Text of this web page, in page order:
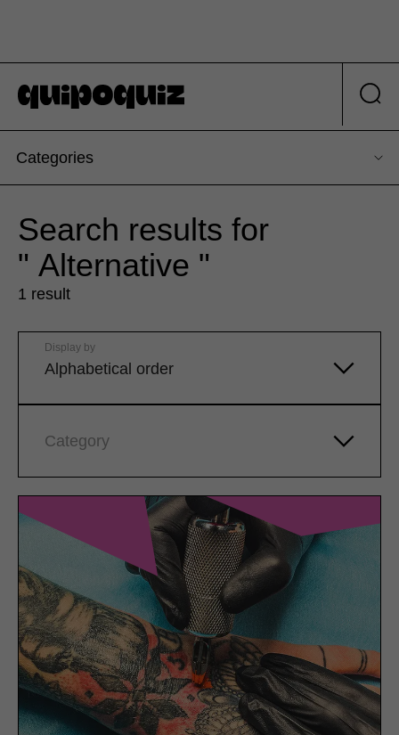
Categories
Search results for
" Alternative "
1 result
Alphabetical order
Display by
Category